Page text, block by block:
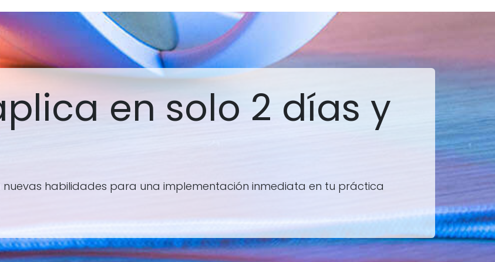
en solo 2 días y
nuevas habilidades para una implementación inmediata en tu práctica